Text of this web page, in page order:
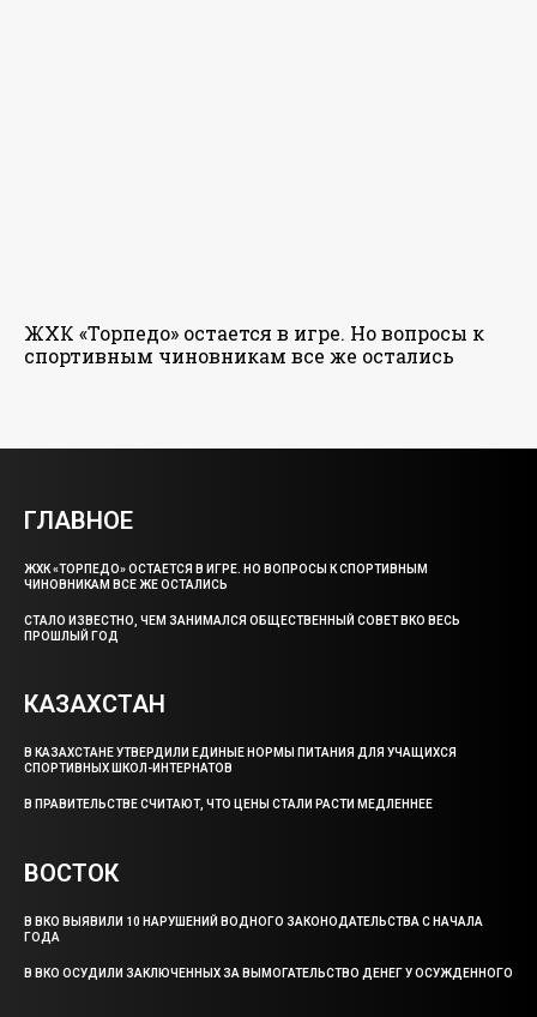
ЖХК «Торпедо» остается в игре. Но вопросы к
спортивным чиновникам все же остались
ГЛАВНОЕ
ЖХК «ТОРПЕДО» ОСТАЕТСЯ В ИГРЕ. НО ВОПРОСЫ К СПОРТИВНЫМ
ЧИНОВНИКАМ ВСЕ ЖЕ ОСТАЛИСЬ
СТАЛО ИЗВЕСТНО, ЧЕМ ЗАНИМАЛСЯ ОБЩЕСТВЕННЫЙ СОВЕТ ВКО ВЕСЬ
ПРОШЛЫЙ ГОД
КАЗАХСТАН
В КАЗАХСТАНЕ УТВЕРДИЛИ ЕДИНЫЕ НОРМЫ ПИТАНИЯ ДЛЯ УЧАЩИХСЯ
СПОРТИВНЫХ ШКОЛ-ИНТЕРНАТОВ
В ПРАВИТЕЛЬСТВЕ СЧИТАЮТ, ЧТО ЦЕНЫ СТАЛИ РАСТИ МЕДЛЕННЕЕ
ВОСТОК
В ВКО ВЫЯВИЛИ 10 НАРУШЕНИЙ ВОДНОГО ЗАКОНОДАТЕЛЬСТВА С НАЧАЛА
ГОДА
В ВКО ОСУДИЛИ ЗАКЛЮЧЕННЫХ ЗА ВЫМОГАТЕЛЬСТВО ДЕНЕГ У ОСУЖДЕННОГО